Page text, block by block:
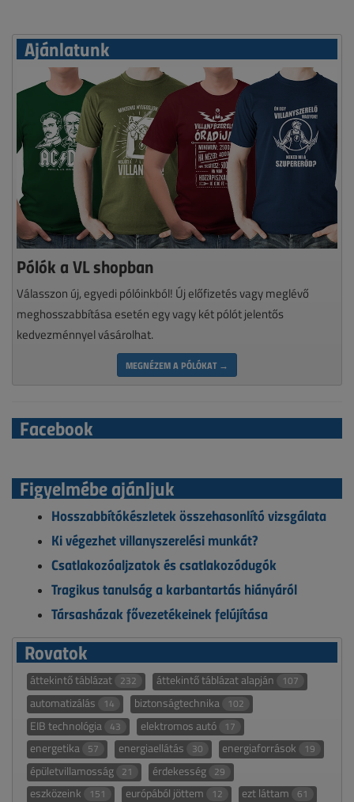
Ajánlatunk
Pólók a VL shopban
Válasszon új, egyedi pólóinkból! Új előfizetés vagy meglévő
meghosszabbítása esetén egy vagy két pólót jelentős
kedvezménnyel vásárolhat.
MEGNÉZEM A PÓLÓKAT →
Facebook
Figyelmébe ajánljuk
Hosszabbítókészletek összehasonlító vizsgálata
Ki végezhet villanyszerelési munkát?
Csatlakozóaljzatok és csatlakozódugók
Tragikus tanulság a karbantartás hiányáról
Társasházak fővezetékeinek felújítása
Rovatok
áttekintő táblázat 232 áttekintő táblázat alapján 107
automatizálás 14 biztonságtechnika 102
EIB technológia 43 elektromos autó 17
energetika 57 energiaellátás 30 energiaforrások 19
épületvillamosság 21 érdekesség 29
eszközeink 151 európából jöttem 12 ezt láttam 61